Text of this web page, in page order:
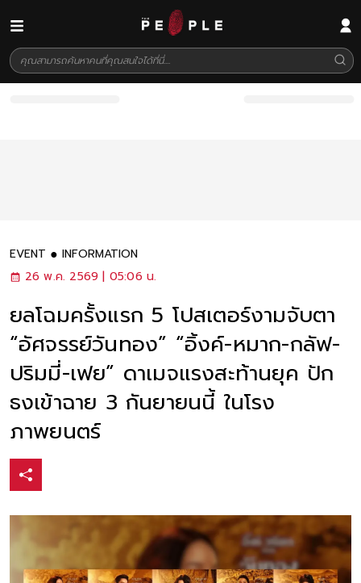
EVENT
INFORMATION
26 พ.ค. 2569 | 05:06 น.
ยลโฉมครั้งแรก 5 โปสเตอร์งามจับตา
“อัศจรรย์วันทอง” “อิ้งค์-หมาก-กลัฟ-
ปริมมี่-เฟย” ดาเมจแรงสะท้านยุค ปัก
ธงเข้าฉาย 3 กันยายนนี้ ในโรง
ภาพยนตร์